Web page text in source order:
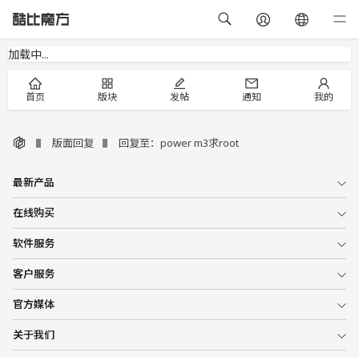
加载中...
首页 版块 发帖 通知 我的
版面回复 回复至：power m3求root
最新产品
在线购买
软件服务
客户服务
官方媒体
关于我们